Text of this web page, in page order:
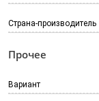
Страна-производитель
Прочее
Вариант